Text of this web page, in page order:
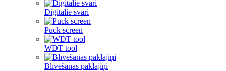
Digitālie svari
Puck screen
WDT tool
Blīvēšanas paklājiņi